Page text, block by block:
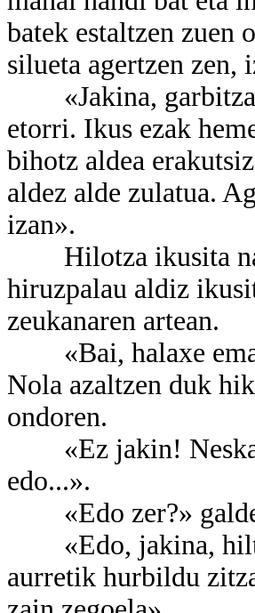
batek estaltzen zuen
silueta agertzen zen,
«Jakina,
etorri. Ikus ezak
bihotz aldea
aldez alde zulatua.
izan».
Hilotza ikusita
hiruzpalau aldiz
zeukanaren artean.
«Bai, halaxe
Nola azaltzen duk
ondoren.
«Ez jakin!
edo...».
«Edo zer?»
«Edo, jakina,
aurretik hurbildu